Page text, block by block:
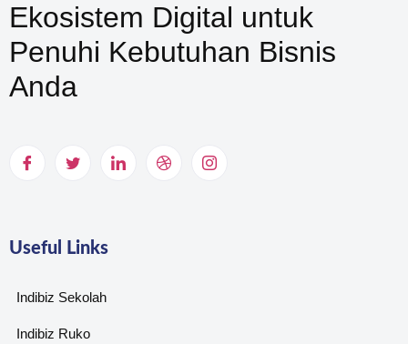
Ekosistem Digital untuk
Penuhi Kebutuhan Bisnis
Anda
Useful Links
Indibiz Sekolah
Indibiz Ruko